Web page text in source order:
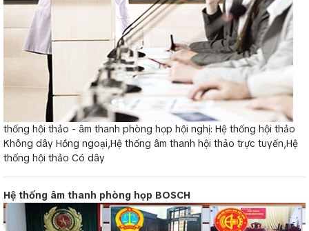
thống hội thảo - âm thanh phòng họp hội nghị: Hệ thống hội thảo
Không dây Hồng ngoại,Hệ thống âm thanh hội thảo trực tuyến,Hệ
thống hội thảo Có dây
Hệ thống âm thanh phòng họp BOSCH